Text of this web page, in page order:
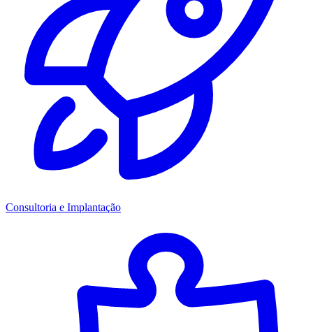
Consultoria e Implantação